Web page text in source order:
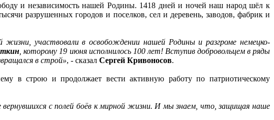
и независимость нашей Родины. 1418 дней и ночей наш народ шёл к
разрушенных городов и поселков, сел и деревень, заводов, фабрик и
участвовали в освобождении нашей Родины и разгроме немецко-
, которому 19 июня исполнилось 100 лет! Вступив добровольцем в ряды
в строй», - сказал Сергей Кривоносов.
в строю и продолжает вести активную работу по патриотическому
с полей боёв к мирной жизни. И мы знаем, что, защищая наше